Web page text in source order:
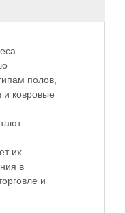
полов,
и ковровые
их
в
и